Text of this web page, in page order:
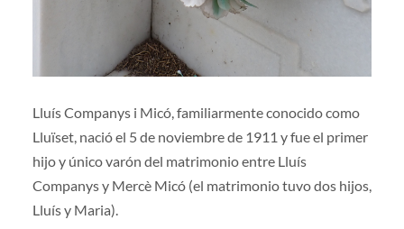
Lluís Companys i Micó, familiarmente conocido como
Lluïset, nació el 5 de noviembre de 1911 y fue el primer
hijo y único varón del matrimonio entre Lluís
Companys y Mercè Micó (el matrimonio tuvo dos hijos,
Lluís y Maria).